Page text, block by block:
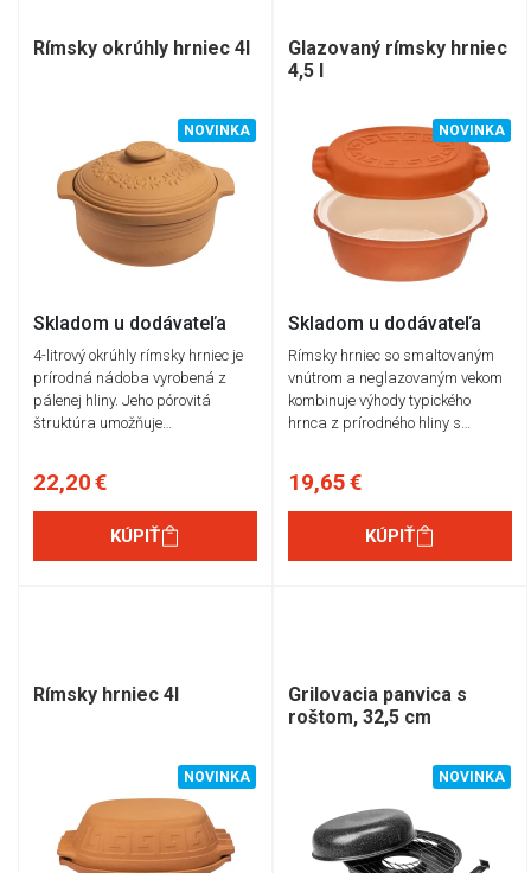
Rímsky okrúhly hrniec 4l
NOVINKA
Skladom u dodávateľa
4-litrový okrúhly rímsky hrniec je
prírodná nádoba vyrobená z
pálenej hliny. Jeho pórovitá
štruktúra umožňuje…
22,20 €
KÚPIŤ
Glazovaný rímsky hrniec
4,5 l
NOVINKA
Skladom u dodávateľa
Rímsky hrniec so smaltovaným
vnútrom a neglazovaným vekom
kombinuje výhody typického
hrnca z prírodného hliny s…
19,65 €
KÚPIŤ
Rímsky hrniec 4l
NOVINKA
Grilovacia panvica s
roštom, 32,5 cm
NOVINKA